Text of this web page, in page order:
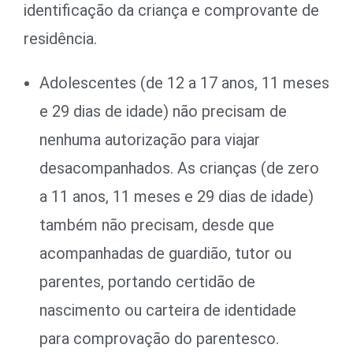
identificação da criança e comprovante de
residência.
Adolescentes (de 12 a 17 anos, 11 meses
e 29 dias de idade) não precisam de
nenhuma autorização para viajar
desacompanhados. As crianças (de zero
a 11 anos, 11 meses e 29 dias de idade)
também não precisam, desde que
acompanhadas de guardião, tutor ou
parentes, portando certidão de
nascimento ou carteira de identidade
para comprovação do parentesco.